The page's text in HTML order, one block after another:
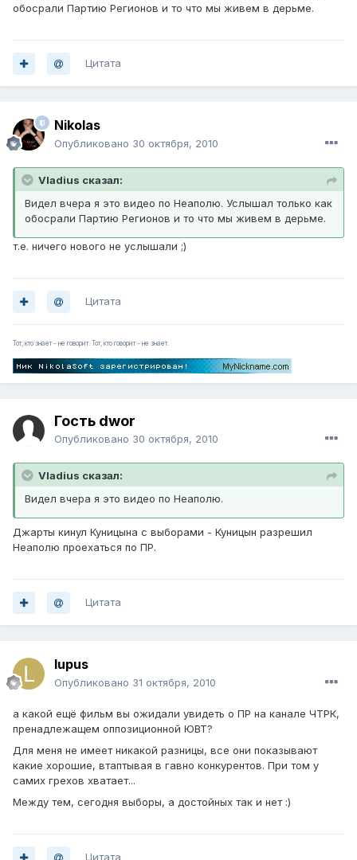
обосрали Партию Регионов и то что мы живем в дерьме.
Цитата
Nikolas
Опубликовано 30 октября, 2010
Vladius сказал:
Видел вчера я это видео по Неаполю. Услышал только как
обосрали Партию Регионов и то что мы живем в дерьме.
т.е. ничего нового не услышали ;)
Цитата
Тот, кто знает - не говорит. Тот, кто говорит - не знает.
Гость dwor
Опубликовано 30 октября, 2010
Vladius сказал:
Видел вчера я это видео по Неаполю.
Джарты кинул Куницына с выборами - Куницын разрешил
Неаполю проехаться по ПР.
Цитата
lupus
Опубликовано 31 октября, 2010
а какой ещё фильм вы ожидали увидеть о ПР на канале ЧТРК,
пренадлежащем оппозиционной ЮВТ?
Для меня не имеет никакой разницы, все они показывают
какие хорошие, втаптывая в гавно конкурентов. При том у
самих грехов хватает...
Между тем, сегодня выборы, а достойных так и нет :)
Цитата